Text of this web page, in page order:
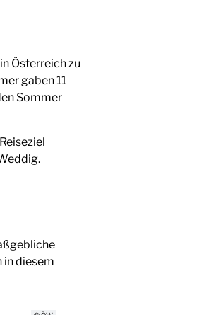
Österreich zu
gaben 11
Sommer
in diesem